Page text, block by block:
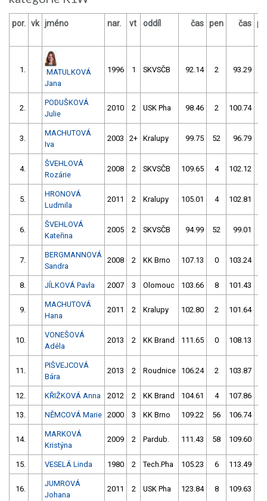
por. vk jméno nar. vt oddíl čas pen čas
1.
MATULKOVÁ
Jana
1996 1 SKVSČB 92.14 2 93.29
2.
PODUŠKOVÁ
Julie
2010 2 USK Pha 98.46 2 100.74
3.
MACHUTOVÁ
Iva
2003 2+ Kralupy 99.75 52 96.79
4.
ŠVEHLOVÁ
Rozárie
2008 2 SKVSČB 109.65 4 102.12
5.
HRONOVÁ
Ludmila
2011 2 Kralupy 105.01 4 102.81
6.
ŠVEHLOVÁ
Kateřina
2005 2 SKVSČB 94.99 52 99.01
7.
BERGMANNOVÁ
Sandra
2008 2 KK Brno 107.13 0 103.24
8. JÍLKOVÁ Pavla 2007 3 Olomouc 103.66 8 101.43
9.
MACHUTOVÁ
Hana
2011 2 Kralupy 102.80 2 101.64
10.
VONEŠOVÁ
Adéla
2013 2 KK Brand 111.65 0 108.13
11.
PIŠVEJCOVÁ
Bára
2013 2 Roudnice 106.24 2 103.87
12. KŘIŽKOVÁ Anna 2012 2 KK Brand 104.61 4 107.86
13. NĚMCOVÁ Marie 2000 3 KK Brno 109.22 56 106.74
14.
MARKOVÁ
Kristýna
2009 2 Pardub. 111.43 58 109.60
15. VESELÁ Linda 1980 2 Tech.Pha 105.23 6 113.49
16.
JUMROVÁ
Johana
2011 2 USK Pha 123.84 8 109.63